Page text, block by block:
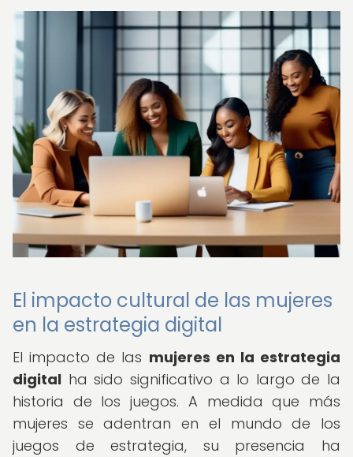
El impacto cultural de las mujeres
en la estrategia digital
El impacto de las mujeres en la estrategia
digital ha sido significativo a lo largo de la
historia de los juegos. A medida que más
mujeres se adentran en el mundo de los
juegos de estrategia, su presencia ha